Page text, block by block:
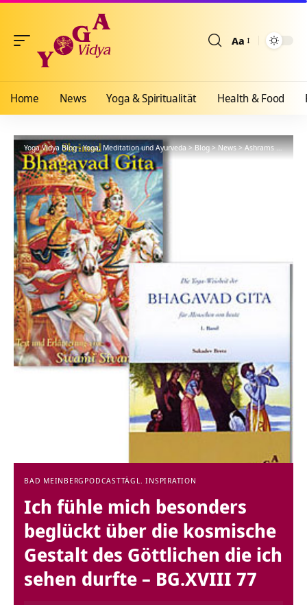
Aa
Home News Yoga & Spiritualität Health & Food
Yoga Vidya Blog - Yoga, Meditation und Ayurveda>Blog>News>Ashrams> Bad
BAD MEINBERG PODCASTTÄGL. INSPIRATION
Ich fühle mich besonders
beglückt über die kosmische
Gestalt des Göttlichen die ich
sehen durfte – BG.XVIII 77